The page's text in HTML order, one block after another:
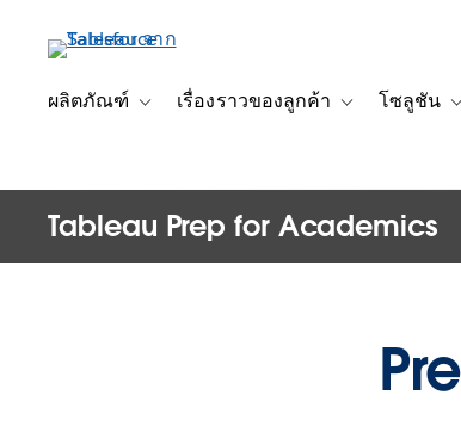
เนื้อหาผลิตภัณฑ์
Toggle sub-navigation for ผลิตภัณฑ์
เรื่องราวของลูกค้า
Toggle sub-
โซลูชัน
Tableau Prep for Academics